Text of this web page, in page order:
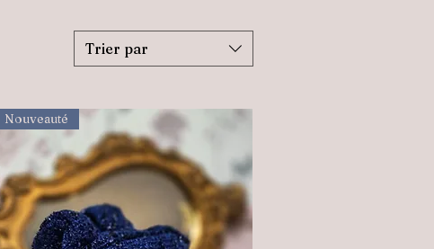
Trier par
Nouveauté